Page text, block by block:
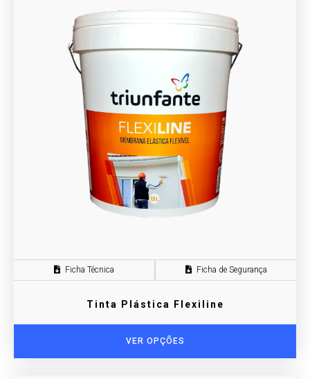
Ficha Técnica Ficha de Segurança
Tinta Plástica Flexiline
VER OPÇÕES